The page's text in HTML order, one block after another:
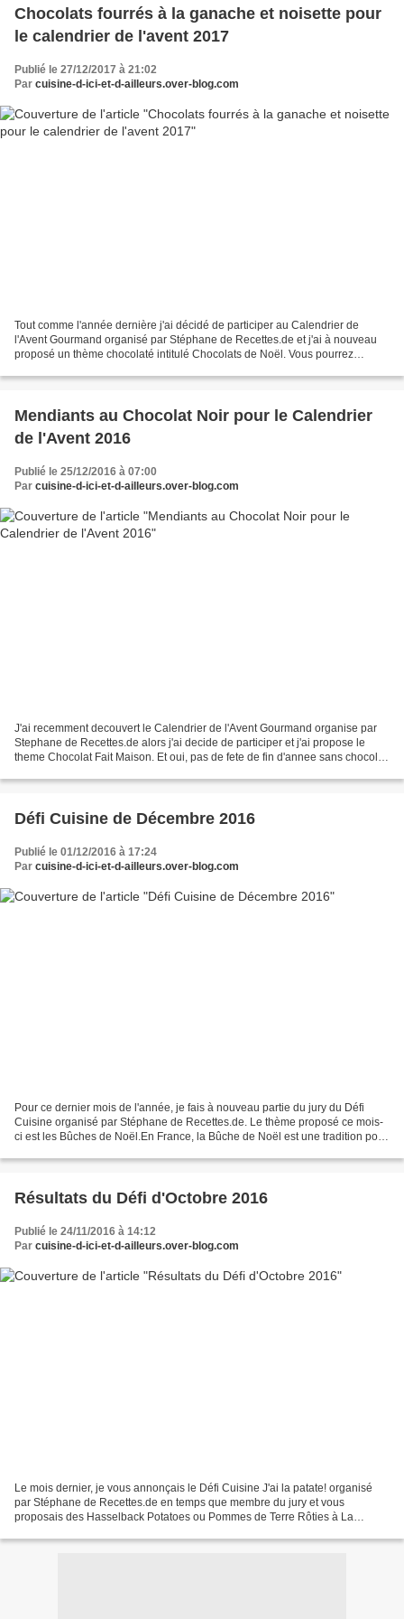
Chocolats fourrés à la ganache et noisette pour
le calendrier de l'avent 2017
Publié le 27/12/2017 à 21:02
Par cuisine-d-ici-et-d-ailleurs.over-blog.com
Tout comme l'année dernière j'ai décidé de participer au Calendrier de
l'Avent Gourmand organisé par Stéphane de Recettes.de et j'ai à nouveau
proposé un thème chocolaté intitulé Chocolats de Noël. Vous pourrez
Mendiants au Chocolat Noir pour le Calendrier
de l'Avent 2016
Publié le 25/12/2016 à 07:00
Par cuisine-d-ici-et-d-ailleurs.over-blog.com
J'ai recemment decouvert le Calendrier de l'Avent Gourmand organise par
Stephane de Recettes.de alors j'ai decide de participer et j'ai propose le
theme Chocolat Fait Maison. Et oui, pas de fete de fin d'annee sans chocolat!
Défi Cuisine de Décembre 2016
Publié le 01/12/2016 à 17:24
Par cuisine-d-ici-et-d-ailleurs.over-blog.com
Pour ce dernier mois de l'année, je fais à nouveau partie du jury du Défi
Cuisine organisé par Stéphane de Recettes.de. Le thème proposé ce mois-
ci est les Bûches de Noël.En France, la Bûche de Noël est une tradition pour
Résultats du Défi d'Octobre 2016
Publié le 24/11/2016 à 14:12
Par cuisine-d-ici-et-d-ailleurs.over-blog.com
Le mois dernier, je vous annonçais le Défi Cuisine J'ai la patate! organisé
par Stéphane de Recettes.de en temps que membre du jury et vous
proposais des Hasselback Potatoes ou Pommes de Terre Rôties à La